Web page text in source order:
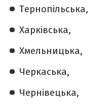
Тернопільська,
Харківська,
Хмельницька,
Черкаська,
Чернівецька,